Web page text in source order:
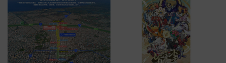
を食べ比べ【7月25日・26日開
催】
三浦海岸を堪能できるお出かけ
プランもご紹介